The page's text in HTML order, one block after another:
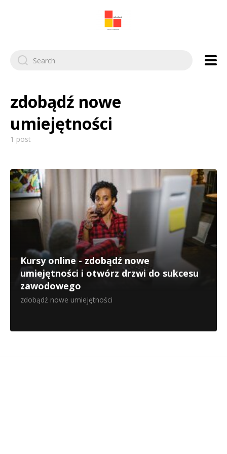
Search
for:
zdobądź nowe
umiejętności
1 post
Kursy online - zdobądź nowe
umiejętności i otwórz drzwi do sukcesu
zawodowego
zdobądź nowe umiejętności